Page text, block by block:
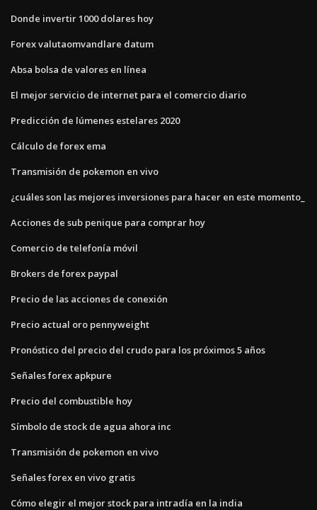
Donde invertir 1000 dolares hoy
Forex valutaomvandlare datum
Absa bolsa de valores en línea
El mejor servicio de internet para el comercio diario
Predicción de lúmenes estelares 2020
Cálculo de forex ema
Transmisión de pokemon en vivo
¿cuáles son las mejores inversiones para hacer en este momento_
Acciones de sub penique para comprar hoy
Comercio de telefonía móvil
Brokers de forex paypal
Precio de las acciones de conexión
Precio actual oro pennyweight
Pronóstico del precio del crudo para los próximos 5 años
Señales forex apkpure
Precio del combustible hoy
Símbolo de stock de agua ahora inc
Transmisión de pokemon en vivo
Señales forex en vivo gratis
Cómo elegir el mejor stock para intradía en la india